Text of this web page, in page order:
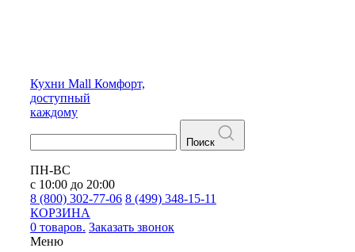
Кухни Mall Комфорт,
доступный
каждому
Поиск
ПН-ВС
с 10:00 до 20:00
8 (800) 302-77-06 8 (499) 348-15-11
КОРЗИНА
0 товаров. Заказать звонок
Меню